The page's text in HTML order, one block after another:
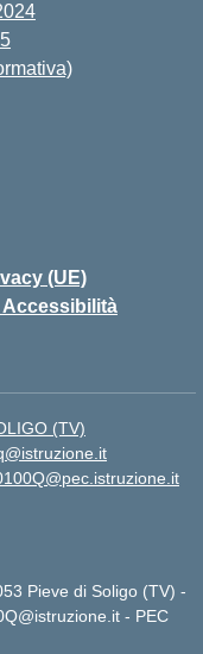
(UE)
Accessibilità
(TV)
Pieve di Soligo (TV) -
- PEC